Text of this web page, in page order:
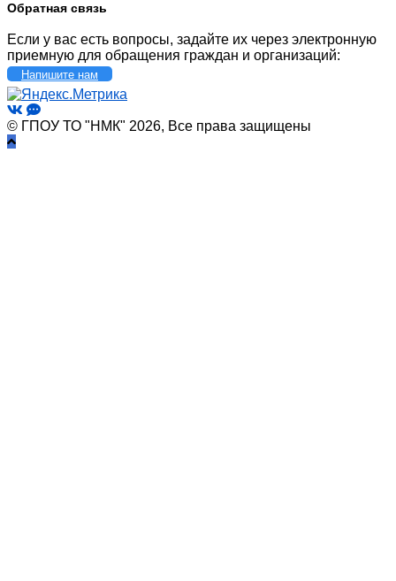
Обратная связь
Если у вас есть вопросы, задайте их через электронную
приемную для обращения граждан и организаций:
Напишите нам
© ГПОУ ТО "НМК" 2026, Все права защищены